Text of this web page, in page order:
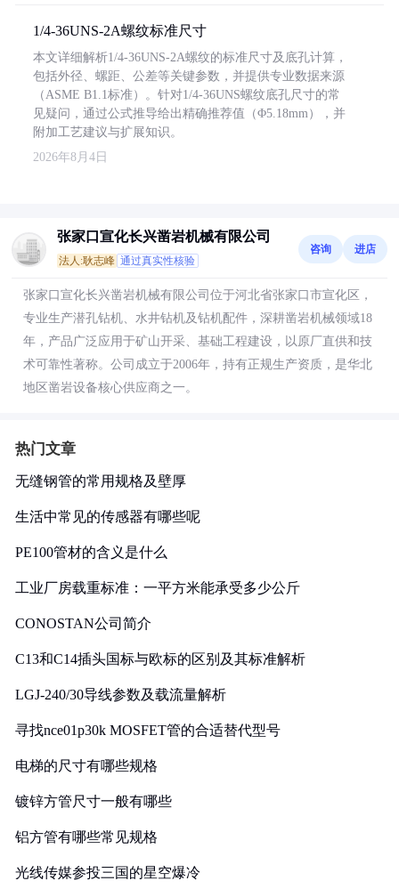
1/4-36UNS-2A螺纹标准尺寸
本文详细解析1/4-36UNS-2A螺纹的标准尺寸及底孔计算，
包括外径、螺距、公差等关键参数，并提供专业数据来源
（ASME B1.1标准）。针对1/4-36UNS螺纹底孔尺寸的常
见疑问，通过公式推导给出精确推荐值（Φ5.18mm），并
附加工艺建议与扩展知识。
2026年8月4日
张家口宣化长兴凿岩机械有限公司
法人:耿志峰 通过真实性核验
咨询 进店
张家口宣化长兴凿岩机械有限公司位于河北省张家口市宣化区，
专业生产潜孔钻机、水井钻机及钻机配件，深耕凿岩机械领域18
年，产品广泛应用于矿山开采、基础工程建设，以原厂直供和技
术可靠性著称。公司成立于2006年，持有正规生产资质，是华北
地区凿岩设备核心供应商之一。
热门文章
无缝钢管的常用规格及壁厚
生活中常见的传感器有哪些呢
PE100管材的含义是什么
工业厂房载重标准：一平方米能承受多少公斤
CONOSTAN公司简介
C13和C14插头国标与欧标的区别及其标准解析
LGJ-240/30导线参数及载流量解析
寻找nce01p30k MOSFET管的合适替代型号
电梯的尺寸有哪些规格
镀锌方管尺寸一般有哪些
铝方管有哪些常见规格
光线传媒参投三国的星空爆冷